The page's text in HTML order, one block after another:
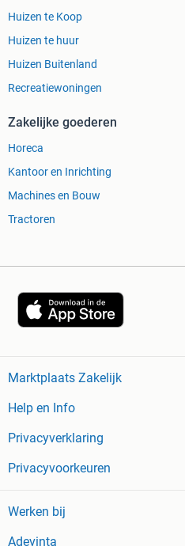
Huizen te Koop
Huizen te huur
Huizen Buitenland
Recreatiewoningen
Zakelijke goederen
Horeca
Kantoor en Inrichting
Machines en Bouw
Tractoren
Marktplaats Zakelijk
Help en Info
Privacyverklaring
Privacyvoorkeuren
Werken bij
Adevinta